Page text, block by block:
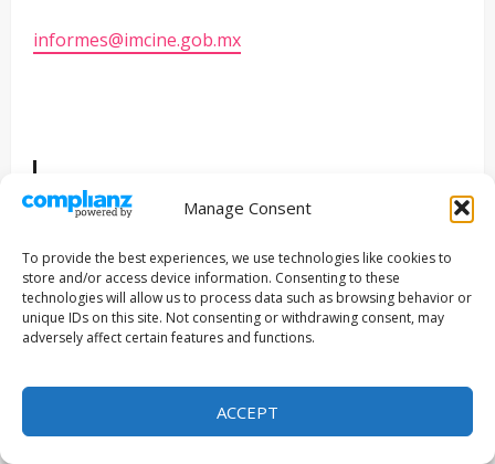
Manage Consent
To provide the best experiences, we use technologies like cookies to
store and/or access device information. Consenting to these
technologies will allow us to process data such as browsing behavior or
unique IDs on this site. Not consenting or withdrawing consent, may
adversely affect certain features and functions.
ACCEPT
informes@imcine.gob.mx
COSTA RICA
(26 julio al 11 agosto)
Programador: Elvira Rossel
Costarricense de Producción Cinematográfica